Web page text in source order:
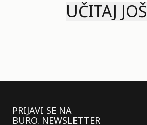
UČITAJ JOŠ
PRIJAVI SE NA
BURO. NEWSLETTER